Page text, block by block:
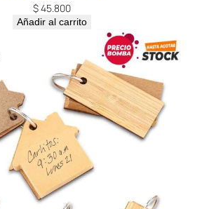
$45.800
Añadir al carrito